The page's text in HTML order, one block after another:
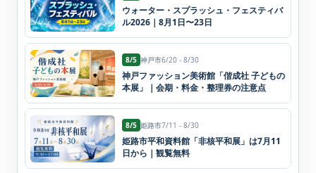
ウォーター・スプラッシュ・フェスティバ
ル2026｜8月1日〜23日
8/5 神戸市6/20 - 8/30
神戸ファッション美術館「偕成社 子どもの
本展」｜会期・料金・整理券の注意点
8/5 姫路市7/11 - 8/30
姫路市平和資料館「非核平和展」は7月11
日から｜観覧無料